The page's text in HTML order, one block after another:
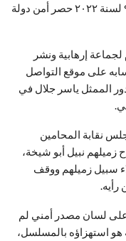
عشر يوما احتياطيا على ذمة القضية رقم ٩٣ لسنة ٢٠٢٢ حصر أمن دولة
لجماعة إرهابية ونشر
على موقع التواصل
الممثل ياسر جلال في
نقابة المحامين
نبيل أبو شيخة،
سبيل زميلهم ووقف
رأيه.
على لسان مصدر أمني لم
استهزاؤه بالمسلسل،